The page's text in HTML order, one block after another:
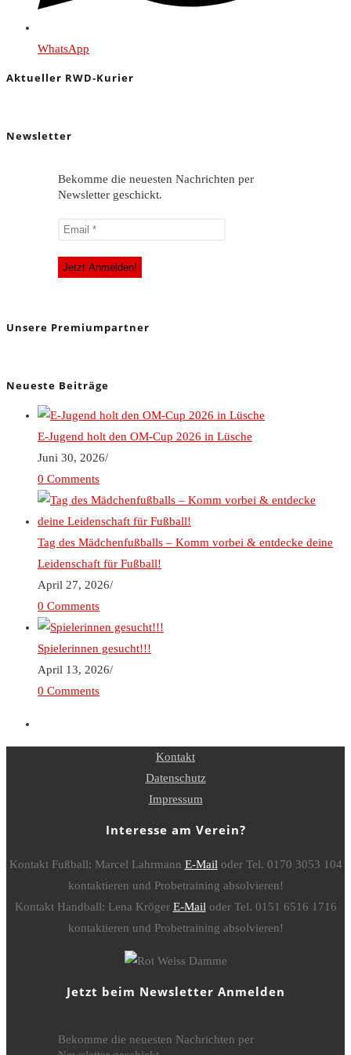
WhatsApp
Aktueller RWD-Kurier
Newsletter
Bekomme die neuesten Nachrichten per
Newsletter geschickt.
Unsere Premiumpartner
Neueste Beiträge
E-Jugend holt den OM-Cup 2026 in Lüsche
Juni 30, 2026/
0 Comments
Tag des Mädchenfußballs – Komm vorbei & entdecke deine
Leidenschaft für Fußball!
April 27, 2026/
0 Comments
Spielerinnen gesucht!!!
April 13, 2026/
0 Comments
Kontakt
Datenschutz
Impressum
Interesse am Verein?
Kontakt Fußball: Marcel Lahrmann E-Mail oder Tel. 0170 3053 104
kontaktieren und Probetraining absolvieren!
Kontakt Handball: Lena Kröger E-Mail oder Tel. 0151 6516 1716
kontaktieren und Probetraining absolvieren!
Jetzt beim Newsletter Anmelden
Bekomme die neuesten Nachrichten per